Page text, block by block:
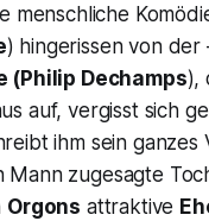
menschliche
) hingerissen von der
(Philip Dechamps),
auf, vergisst sich
ihm sein
Mann zugesagte
Orgons attraktive